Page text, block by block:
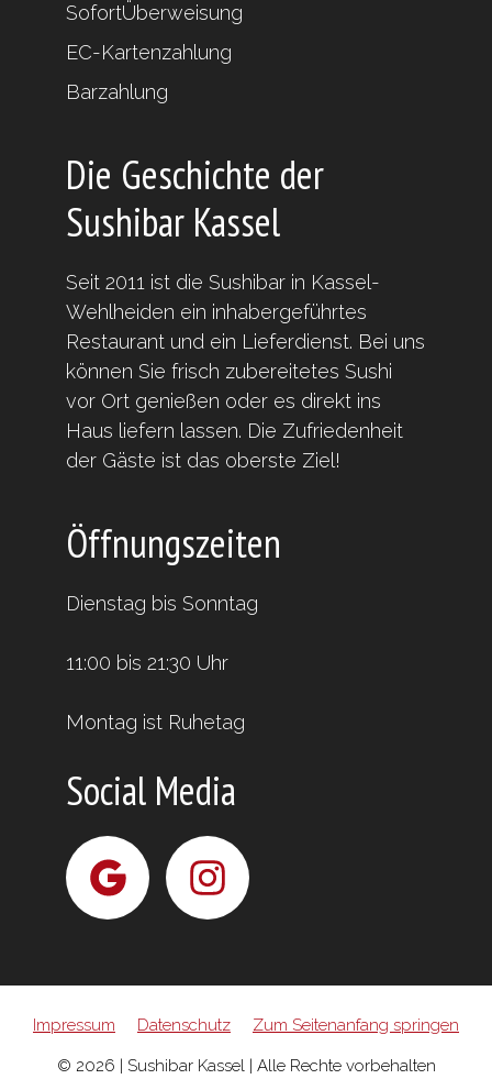
SofortÜberweisung
EC-Kartenzahlung
Barzahlung
Die Geschichte der
Sushibar Kassel
Seit 2011 ist die Sushibar in Kassel-
Wehlheiden ein inhabergeführtes
Restaurant und ein Lieferdienst. Bei uns
können Sie frisch zubereitetes Sushi
vor Ort genießen oder es direkt ins
Haus liefern lassen. Die Zufriedenheit
der Gäste ist das oberste Ziel!
Öffnungszeiten
Dienstag bis Sonntag
11:00 bis 21:30 Uhr
Montag ist Ruhetag
Social Media
Impressum Datenschutz Zum Seitenanfang springen
© 2026 | Sushibar Kassel | Alle Rechte vorbehalten